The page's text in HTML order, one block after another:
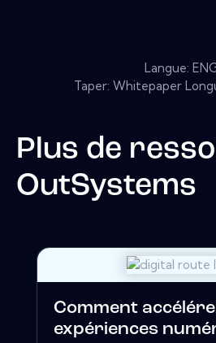
Langue:
Taper: Whitepaper
Plus de
OutSystems
Comment
expériences